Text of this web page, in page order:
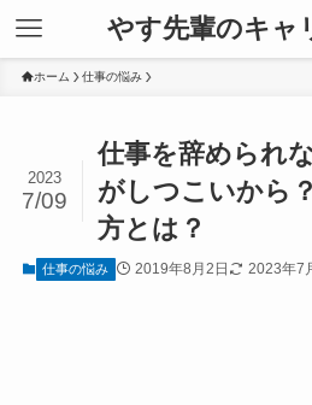
やす先輩のキャ
ホーム 仕事の悩み
仕事を辞められ
がしつこいから
方とは？
2023
7/09
仕事の悩み 2019年8月2日 2023年7